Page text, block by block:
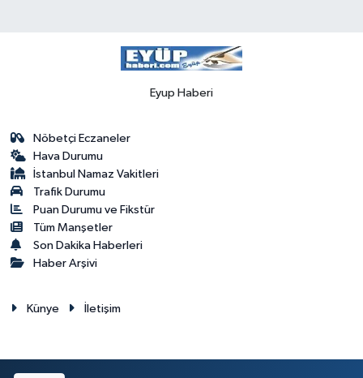
Eyup Haberi
Nöbetçi Eczaneler
Hava Durumu
İstanbul Namaz Vakitleri
Trafik Durumu
Puan Durumu ve Fikstür
Tüm Manşetler
Son Dakika Haberleri
Haber Arşivi
Künye İletişim